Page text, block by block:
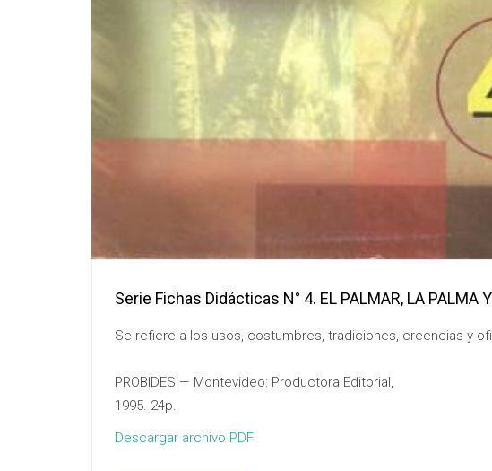
Serie Fichas Didácticas N° 4. EL PALMAR, LA PALMA
Se refiere a los usos, costumbres, tradiciones, creencias y
PROBIDES.— Montevideo: Productora Editorial,
1995. 24p.
Descargar archivo PDF